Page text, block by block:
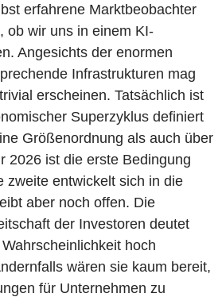
erfahrene Marktbeobachter
ob wir uns in einem KI-
Angesichts der enormen
Infrastrukturen mag
erscheinen. Tatsächlich ist
Superzyklus definiert
Größenordnung als auch über
2026 ist die erste Bedingung
zweite entwickelt sich in die
aber noch offen. Die
der Investoren deutet
hoch
wären sie kaum bereit,
für Unternehmen zu